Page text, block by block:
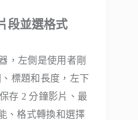
段並選格式
，左側是使用者剛
標題和長度，左下
存 2 分鐘影片、最
、格式轉換和選擇